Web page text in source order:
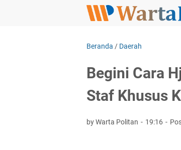
Beranda / Daerah
Begini Cara
Staf Khusus
by Warta Politan 19:16